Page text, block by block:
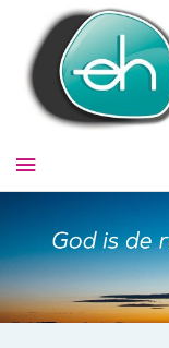
inhoud
Hoofdmenu